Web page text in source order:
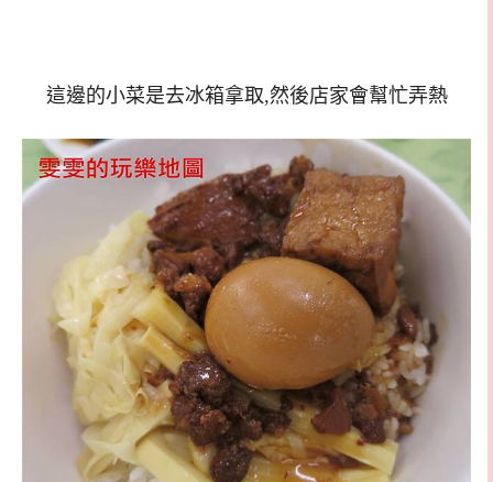
這邊的小菜是去冰箱拿取,然後店家會幫忙弄熱